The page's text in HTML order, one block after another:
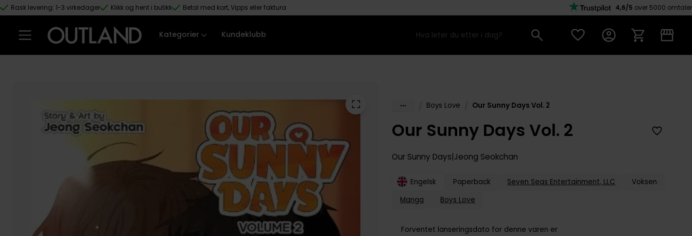
Hopp til hovedinnhold
Rask levering: 1-3 virkedager Klikk og hent i butikk Betal med kort, Vipps eller faktura 4,6/5 over 5000 omtaler
Kategorier Kundeklubb
Boys Love Our Sunny Days Vol. 2
Our Sunny Days Vol. 2
Our Sunny Days Jeong Seokchan
Engelsk Paperback Seven Seas Entertainment, LLC
Voksen
Manga
Boys Love
Forventet lanseringsdato for denne varen er